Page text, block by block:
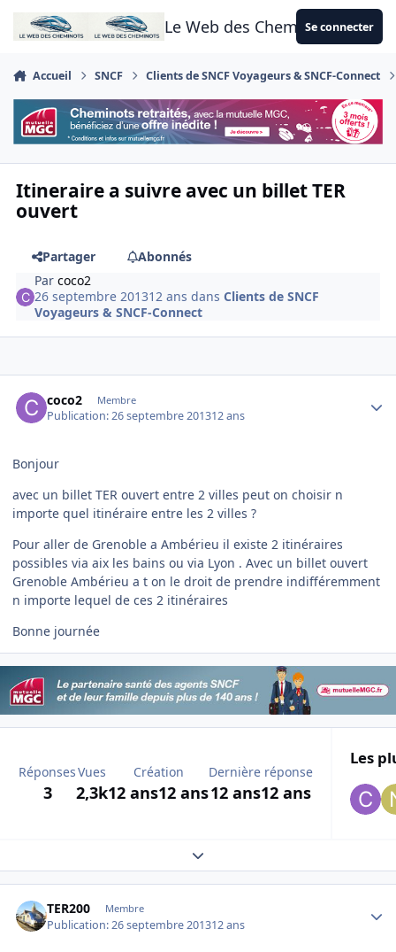
Aller au contenu
Le Web des CheminotsSe connecter
Accueil SNCF Clients de SNCF Voyageurs & SNCF-Connect
Itineraire a suivre avec un billet TER
ouvert
Partager
Abonnés
Parcoco2
26 septembre 201312 ans dansClients de SNCF
Voyageurs & SNCF-Connect
coco2 Membre
Publication:26 septembre 201312 ans
Bonjour
avec un billet TER ouvert entre 2 villes peut on choisir n
importe quel itinéraire entre les 2 villes ?
Pour aller de Grenoble a Ambérieu il existe 2 itinéraires
possibles via aix les bains ou via Lyon . Avec un billet ouvert
Grenoble Ambérieu a t on le droit de prendre indifféremment
n importe lequel de ces 2 itinéraires
Bonne journée
Réponses
3
Vues
2,3k
Création
12 ans12 ans
Dernière réponse
12 ans12 ans
Les
Expand topic overview
TER200 Membre
Publication:26 septembre 201312 ans